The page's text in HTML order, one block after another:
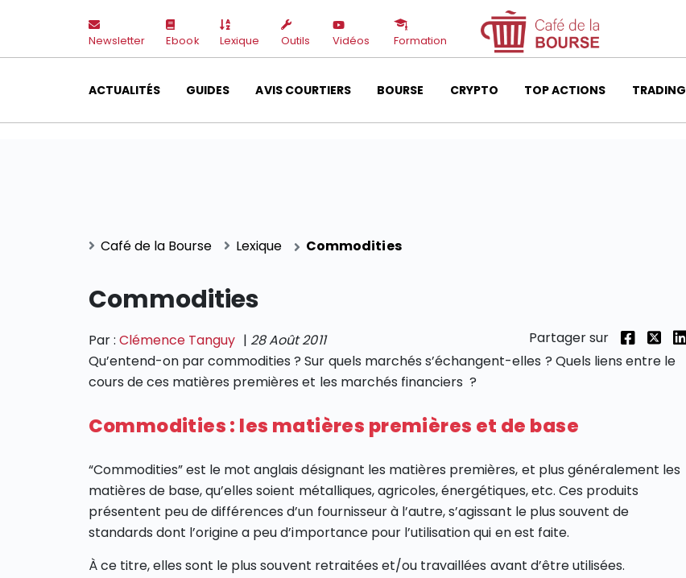
Newsletter Ebook Lexique Outils Vidéos Formation
ACTUALITÉS GUIDES AVIS COURTIERS BOURSE CRYPTO TOP ACTIONS TRADING
Café de la Bourse Lexique Commodities
Commodities
Par : Clémence Tanguy | 28 Août 2011
Partager sur
Qu’entend-on par commodities ? Sur quels marchés s’échangent-elles ? Quels liens entre le
cours de ces matières premières et les marchés financiers ?
Commodities : les matières premières et de base
“Commodities” est le mot anglais désignant les matières premières, et plus généralement les
matières de base, qu’elles soient métalliques, agricoles, énergétiques, etc. Ces produits
présentent peu de différences d’un fournisseur à l’autre, s’agissant le plus souvent de
standards dont l’origine a peu d’importance pour l’utilisation qui en est faite.
À ce titre, elles sont le plus souvent retraitées et/ou travaillées avant d’être utilisées.